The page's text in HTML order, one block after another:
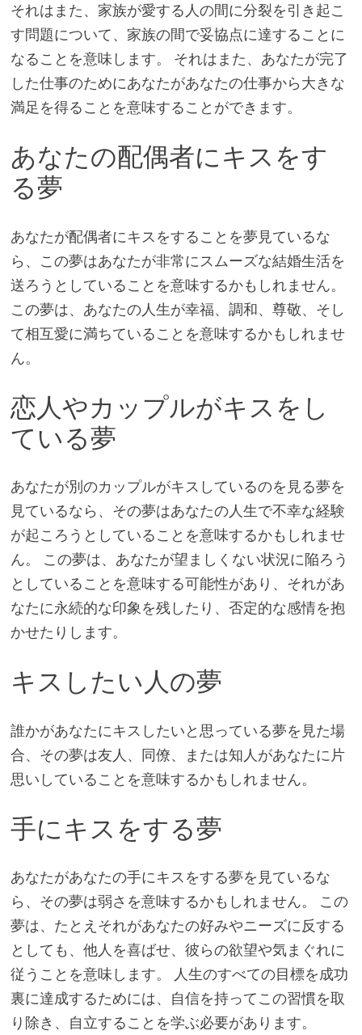
それはまた、家族が愛する人の間に分裂を引き起こ
す問題について、家族の間で妥協点に達することに
なることを意味します。 それはまた、あなたが完了
した仕事のためにあなたがあなたの仕事から大きな
満足を得ることを意味することができます。
あなたの配偶者にキスをす
る夢
あなたが配偶者にキスをすることを夢見ているな
ら、この夢はあなたが非常にスムーズな結婚生活を
送ろうとしていることを意味するかもしれません。
この夢は、あなたの人生が幸福、調和、尊敬、そし
て相互愛に満ちていることを意味するかもしれませ
ん。
恋人やカップルがキスをし
ている夢
あなたが別のカップルがキスしているのを見る夢を
見ているなら、その夢はあなたの人生で不幸な経験
が起ころうとしていることを意味するかもしれませ
ん。 この夢は、あなたが望ましくない状況に陥ろう
としていることを意味する可能性があり、それがあ
なたに永続的な印象を残したり、否定的な感情を抱
かせたりします。
キスしたい人の夢
誰かがあなたにキスしたいと思っている夢を見た場
合、その夢は友人、同僚、または知人があなたに片
思いしていることを意味するかもしれません。
手にキスをする夢
あなたがあなたの手にキスをする夢を見ているな
ら、その夢は弱さを意味するかもしれません。 この
夢は、たとえそれがあなたの好みやニーズに反する
としても、他人を喜ばせ、彼らの欲望や気まぐれに
従うことを意味します。 人生のすべての目標を成功
裏に達成するためには、自信を持ってこの習慣を取
り除き、自立することを学ぶ必要があります。